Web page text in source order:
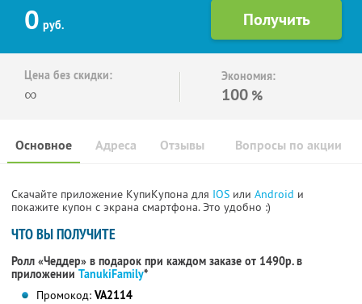
0 руб.
Цена без скидки:
∞
Экономия:
100 %
Основное Отзывы Вопросы по акции
Адреса
Скачайте приложение КупиКупона для IOS или Android и
покажите купон с экрана смартфона. Это удобно :)
ЧТО ВЫ ПОЛУЧИТЕ
Ролл «Чеддер» в подарок при каждом заказе от 1490р. в
приложении TanukiFamily*
Промокод: VA2114